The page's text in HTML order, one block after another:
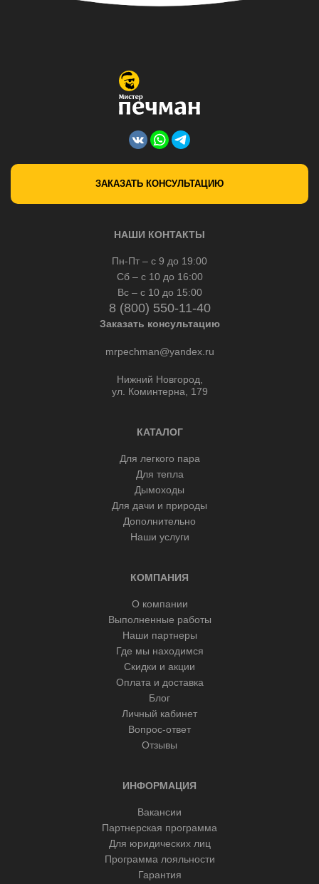
ЗАКАЗАТЬ КОНСУЛЬТАЦИЮ
НАШИ КОНТАКТЫ
Пн-Пт – с 9 до 19:00
Сб – с 10 до 16:00
Вс – с 10 до 15:00
8 (800) 550-11-40
Заказать консультацию
mrpechman@yandex.ru
Нижний Новгород,
ул. Коминтерна, 179
КАТАЛОГ
Для легкого пара
Для тепла
Дымоходы
Для дачи и природы
Дополнительно
Наши услуги
КОМПАНИЯ
О компании
Выполненные работы
Наши партнеры
Где мы находимся
Скидки и акции
Оплата и доставка
Блог
Личный кабинет
Вопрос-ответ
Отзывы
ИНФОРМАЦИЯ
Вакансии
Партнерская программа
Для юридических лиц
Программа лояльности
Гарантия